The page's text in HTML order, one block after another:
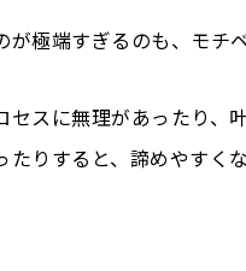
が極端すぎるのも、モチ
セスに無理があったり、
りすると、諦めやすく